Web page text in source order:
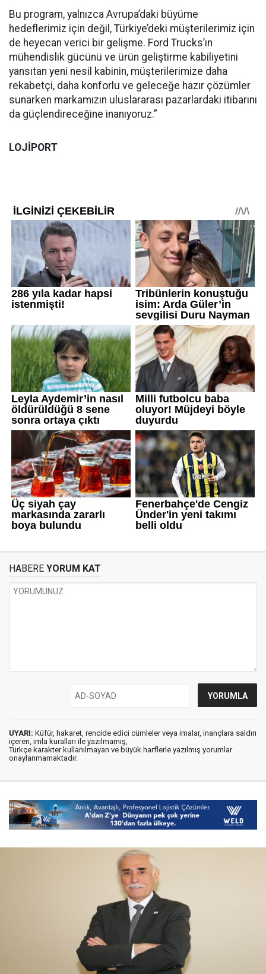
Bu program, yalnızca Avrupa’daki büyüme
hedeflerimiz için değil, Türkiye’deki müşterilerimiz için
de heyecan verici bir gelişme. Ford Trucks’ın
mühendislik gücünü ve ürün geliştirme kabiliyetini
yansıtan yeni nesil kabinin, müşterilerimize daha
rekabetçi, daha konforlu ve geleceğe hazır çözümler
sunarken markamızın uluslararası pazarlardaki itibarını
da güçlendireceğine inanıyoruz.”
LOJİPORT
HABERE YORUM KAT
UYARI: Küfür, hakaret, rencide edici cümleler veya imalar, inançlara saldırı
içeren, imla kuralları ile yazılmamış,
Türkçe karakter kullanılmayan ve büyük harflerle yazılmış yorumlar
onaylanmamaktadır.